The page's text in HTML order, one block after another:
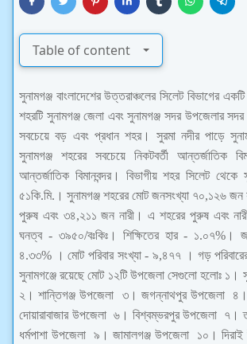
Table of content
সুনামগঞ্জ বাংলাদেশের উত্তরাঞ্চলের সিলেট বিভাগের
শহরটি সুনামগঞ্জ জেলা এবং সুনামগঞ্জ সদর উপজেলার
সবচেয়ে বড় এবং প্রধান শহর। সুরমা নদীর পাড়ে
সুনামগঞ্জ শহরের সবচেয়ে নিকটবর্তী আন্তর্জাতিক
আন্তর্জাতিক বিমানবন্দর। বিভাগীয় শহর সিলেট থেকে
৫১কি.মি.। সুনামগঞ্জ শহরের মোট জনসংখ্যা ৭০,১২৬
পুরুষ এবং ৩৪,২১১ জন নারী। এ শহরের পুরুষ এবং
ঘনত্ব - ৩৯৫০/বঃকিঃ। শিক্ষিতের হার - ১.০৭%।
৪.৩৩% । মোট পরিবার সংখ্যা - ৯,৪৭৭ । গড়
সুনামগঞ্জে রয়েছে মোট ১২টি উপজেলা সেগুলো হলোঃ ১।
২। শান্তিগঞ্জ উপজেলা ৩। জগন্নাথপুর উপজেলা
দোয়ারাবাজার উপজেলা ৬। বিশ্বম্ভরপুর উপজেলা ৭।
ধর্মপাশা উপজেলা ৯। জামালগঞ্জ উপজেলা ১০।